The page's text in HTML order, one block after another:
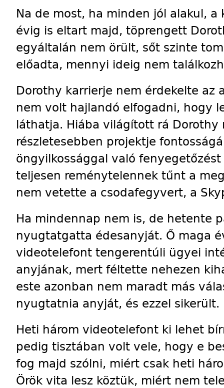
Na de most, ha minden jól alakul,
évig is eltart majd, töprengett
egyáltalán nem örült, sőt szinte
előadta, mennyi ideig nem
Dorothy karrierje nem érdekelte az
nem volt hajlandó elfogadni, hogy
láthatja. Hiába világított rá Dorothy
részletesebben projektje
öngyilkossággal való
teljesen reménytelennek tűnt a
nem vetette a csodafegyvert, a
Ha mindennap nem is, de hetente
nyugtatgatta édesanyját. Ő maga
videotelefont tengerentúli ügyei
anyjának, mert féltette nehezen
este azonban nem maradt más
nyugtatnia anyját, és ezzel sikerült.
Heti három videotelefont ki lehet
pedig tisztában volt vele, hogy e
fog majd szólni, miért csak heti
Örök vita lesz köztük, miért nem